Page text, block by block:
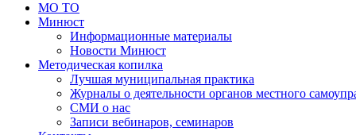
МО ТО
Минюст
Информационные материалы
Новости Минюст
Методическая копилка
Лучшая муниципальная практика
Журналы о деятельности органов местного
СМИ о нас
Записи вебинаров, семинаров